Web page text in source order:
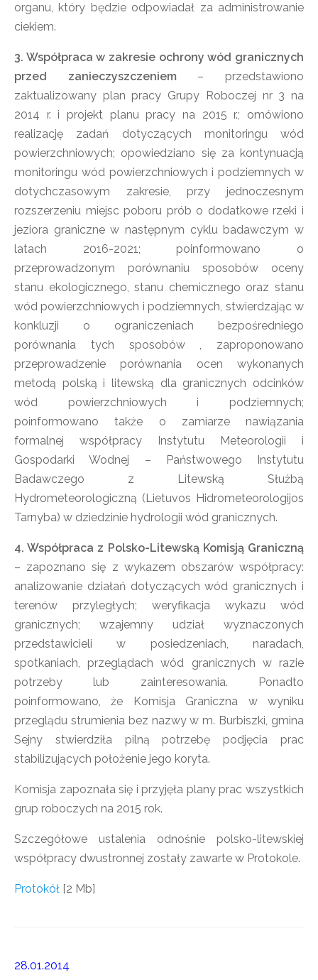
organu, który będzie odpowiadał za administrowanie
ciekiem.
3. Współpraca w zakresie ochrony wód granicznych
przed zanieczyszczeniem– przedstawiono
zaktualizowany plan pracy Grupy Roboczej nr 3 na
2014 r. i projekt planu pracy na 2015 r.; omówiono
realizację zadań dotyczących monitoringu wód
powierzchniowych; opowiedziano się za kontynuacją
monitoringu wód powierzchniowych i podziemnych w
dotychczasowym zakresie, przy jednoczesnym
rozszerzeniu miejsc poboru prób o dodatkowe rzeki i
jeziora graniczne w następnym cyklu badawczym w
latach 2016-2021; poinformowano o
przeprowadzonym porównaniu sposobów oceny
stanu ekologicznego, stanu chemicznego oraz stanu
wód powierzchniowych i podziemnych, stwierdzając w
konkluzji o ograniczeniach bezpośredniego
porównania tych sposobów , zaproponowano
przeprowadzenie porównania ocen wykonanych
metodą polską i litewską dla granicznych odcinków
wód powierzchniowych i podziemnych;
poinformowano także o zamiarze nawiązania
formalnej współpracy Instytutu Meteorologii i
Gospodarki Wodnej – Państwowego Instytutu
Badawczego z Litewską Służbą
Hydrometeorologiczną (Lietuvos Hidrometeorologijos
Tarnyba) w dziedzinie hydrologii wód granicznych.
4. Współpraca z Polsko-Litewską Komisją Graniczną
– zapoznano się z wykazem obszarów współpracy:
analizowanie działań dotyczących wód granicznych i
terenów przyległych; weryfikacja wykazu wód
granicznych; wzajemny udział wyznaczonych
przedstawicieli w posiedzeniach, naradach,
spotkaniach, przeglądach wód granicznych w razie
potrzeby lub zainteresowania. Ponadto
poinformowano, że Komisja Graniczna w wyniku
przeglądu strumienia bez nazwy w m. Burbiszki, gmina
Sejny stwierdziła pilną potrzebę podjęcia prac
stabilizujących położenie jego koryta.
Komisja zapoznała się i przyjęła plany prac wszystkich
grup roboczych na 2015 rok.
Szczegółowe ustalenia odnośnie polsko-litewskiej
współpracy dwustronnej zostały zawarte w Protokole.
Protokół [2 Mb]
28.01.2014